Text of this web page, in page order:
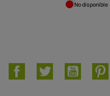
No disponible
FacebookTwitter YouTube